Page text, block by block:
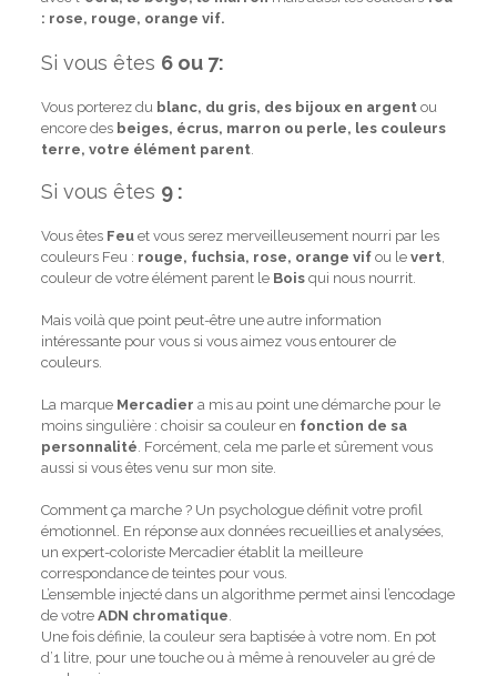
: rose, rouge, orange vif.
Si vous êtes 6 ou 7:
Vous porterez du blanc, du gris, des bijoux en argentou
encore des beiges, écrus, marron ou perle, les couleurs
terre, votre élément parent.
Si vous êtes 9 :
Vous êtes Feuet vous serez merveilleusement nourri par les
couleurs Feu : rouge, fuchsia, rose, orange vif ou le vert,
couleur de votre élément parent le Boisqui nous nourrit.
Mais voilà que point peut-être une autre information
intéressante pour vous si vous aimez vous entourer de
couleurs.
La marque Mercadier a mis au point une démarche pour le
moins singulière : choisir sa couleur en fonction de sa
personnalité . Forcément, cela me parle et sûrement vous
aussi si vous êtes venu sur mon site.
Comment ça marche ? Un psychologue définit votre profil
émotionnel. En réponse aux données recueillies et analysées,
un expert-coloriste Mercadier établit la meilleure
correspondance de teintes pour vous.
L’ensemble injecté dans un algorithme permet ainsi l’encodage
de votre ADN chromatique
Une fois définie, la couleur sera baptisée à votre nom. En pot
d’1 litre, pour une touche ou à même à renouveler au gré de